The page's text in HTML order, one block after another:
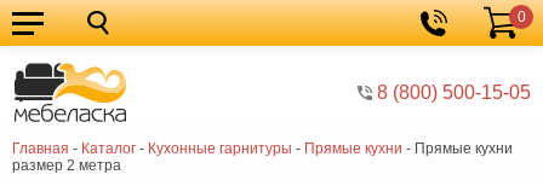
8 (800) 500-15-05
Корзина
0
Главная - Каталог - Кухонные гарнитуры - Прямые кухни - Прямые кухни
размер 2 метра
Кухонные
гарнитуры
Мебель
для
кухни
Мебель
для
Кровати